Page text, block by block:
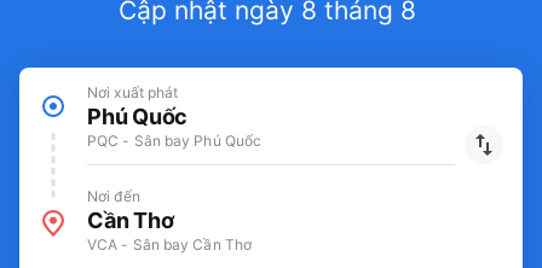
Cập nhật ngày 8 tháng 8
Nơi xuất phát
Phú Quốc
PQC - Sân bay Phú Quốc
Nơi đến
Cần Thơ
VCA - Sân bay Cần Thơ